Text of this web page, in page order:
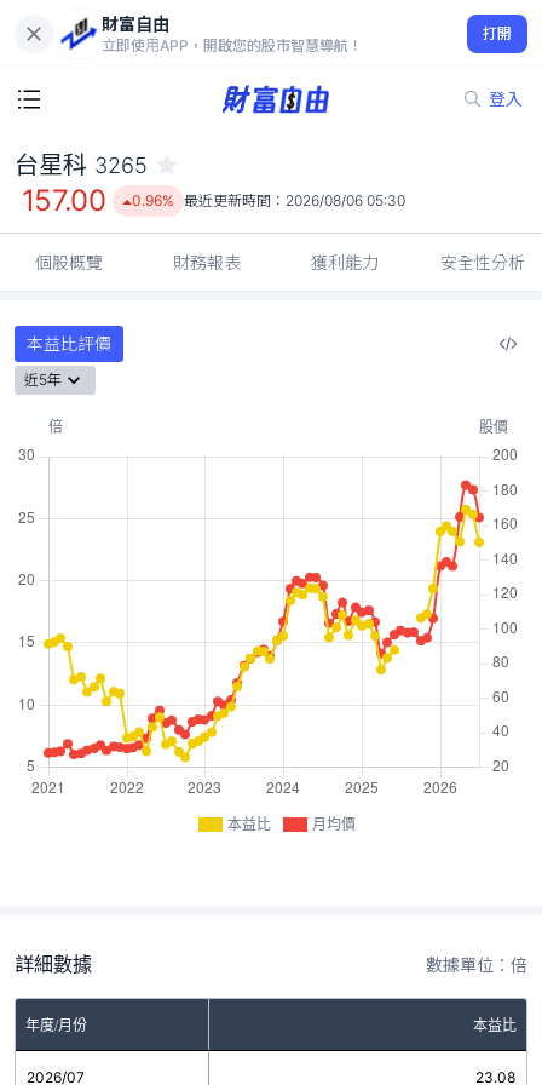
財富自由
立即使用APP，開啟您的股市智慧導航！
打開
登入
157.00
0.96%
台星科 3265
157.00 0.96% 最近更新時間： 2026/08/06 05:30
個股概覽 財務報表 獲利能力 安全性分析
本益比評價
近5年
本益比 月均價
詳細數據 數據單位：倍
年度/月份 本益比
2026/07 23.08